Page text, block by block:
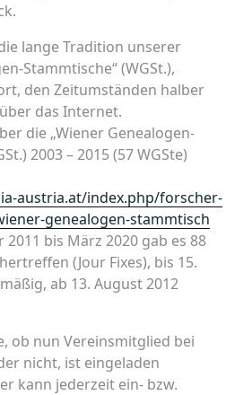
lange Tradition unserer
Stammtische“ (WGSt.),
den Zeitumständen halber
das Internet.
die „Wiener Genealogen-
2003 – 2015 (57 WGSte)
austria.at/index.php/forscher-
genealogen-stammtisch
2011 bis März 2020 gab es 88
(Jour Fixes), bis 15.
ab 13. August 2012
ob nun Vereinsmitglied bei
nicht, ist eingeladen
kann jederzeit ein- bzw.